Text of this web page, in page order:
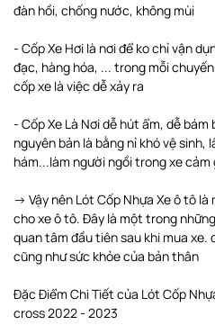
đàn hồi, chống nước, không mùi
- Cốp Xe Hơi là nơi để ko chỉ vận
đạc, hàng hóa, ... trong mỗi
cốp xe là việc dễ xảy ra
- Cốp Xe Là Nơi dễ hút ẩm, dễ bám
nguyên bản là bằng nỉ khó vệ sinh,
hám...làm người ngồi trong xe cảm
-> Vậy nên Lót Cốp Nhựa Xe ô tô
cho xe ô tô. Đây là một trong
quan tâm đầu tiên sau khi mua xe.
cũng như sức khỏe của bản thân
Đặc Điểm Chi Tiết của Lót Cốp
cross 2022 - 2023